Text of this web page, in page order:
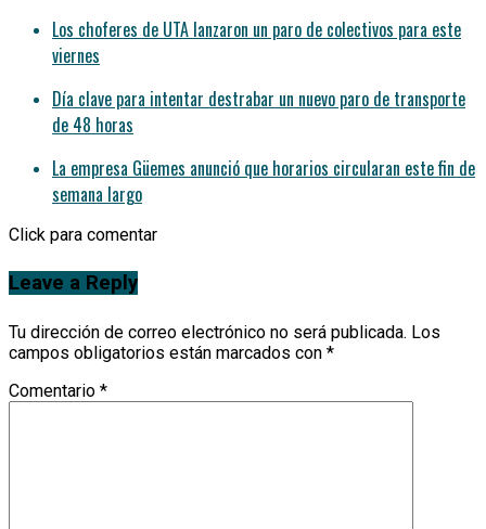
Los choferes de UTA lanzaron un paro de colectivos para este
viernes
Día clave para intentar destrabar un nuevo paro de transporte
de 48 horas
La empresa Güemes anunció que horarios circularan este fin de
semana largo
Click para comentar
Leave a Reply
Tu dirección de correo electrónico no será publicada. Los
campos obligatorios están marcados con *
Comentario *